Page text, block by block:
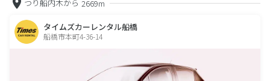
つり船内木から 2669m
タイムズカーレンタル船橋
船橋市本町4-36-14